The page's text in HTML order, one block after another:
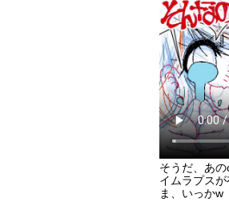
そうだ、あ
イムラプスが
ま、いっかw